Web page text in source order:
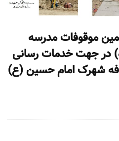
موقوفات مدرسه
در جهت خدمات رسانی
شهرک امام حسین (ع)